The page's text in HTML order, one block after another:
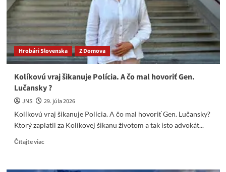
verejnej
mienky
Hrobári Slovenska Z Domova
Kolíkovú vraj šikanuje Polícia. A čo mal hovoriť Gen.
Lučansky ?
JNS
29. júla 2026
Kolíkovú vraj šikanuje Polícia. A čo mal hovoriť Gen. Lučansky?
Ktorý zaplatil za Kolíkovej šikanu životom a tak isto advokát...
Čítajte viacRead
Kolíkovú